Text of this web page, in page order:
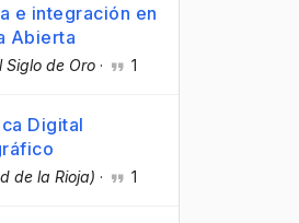
e integración en
Abierta
Siglo de Oro · 1
Digital
de la Rioja) · 1